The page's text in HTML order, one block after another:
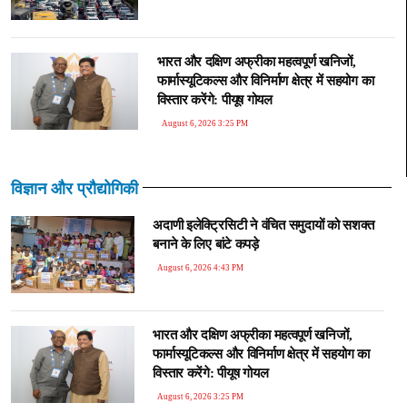
भारत और दक्षिण अफ्रीका महत्वपूर्ण खनिजों,
फार्मास्यूटिकल्स और विनिर्माण क्षेत्र में सहयोग का
विस्तार करेंगे: पीयूष गोयल
August 6, 2026 3:25 PM
विज्ञान और प्रौद्योगिकी
अदाणी इलेक्ट्रिसिटी ने वंचित समुदायों को सशक्त
बनाने के लिए बांटे कपड़े
August 6, 2026 4:43 PM
भारत और दक्षिण अफ्रीका महत्वपूर्ण खनिजों,
फार्मास्यूटिकल्स और विनिर्माण क्षेत्र में सहयोग का
विस्तार करेंगे: पीयूष गोयल
August 6, 2026 3:25 PM